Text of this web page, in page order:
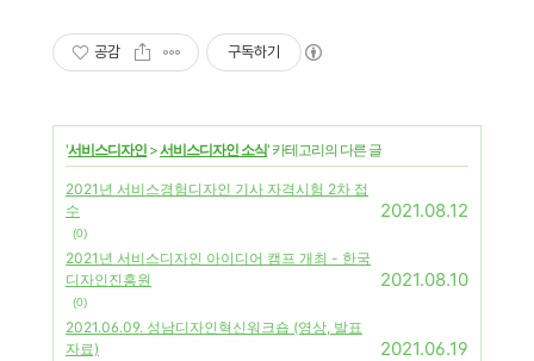
공감 구독하기
'서비스디자인 >서비스디자인 소식' 카테고리의 다른 글
2021년 서비스경험디자인 기사 자격시험 2차 접
수
(0)
2021.08.12
2021년 서비스디자인 아이디어 캠프 개최 - 한국
디자인진흥원
(0)
2021.08.10
2021.06.09. 성남디자인혁신워크숍 (영상, 발표
자료)
2021.06.19